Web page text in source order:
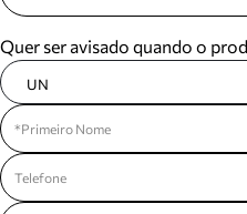
Quer ser avisado quando o
UN